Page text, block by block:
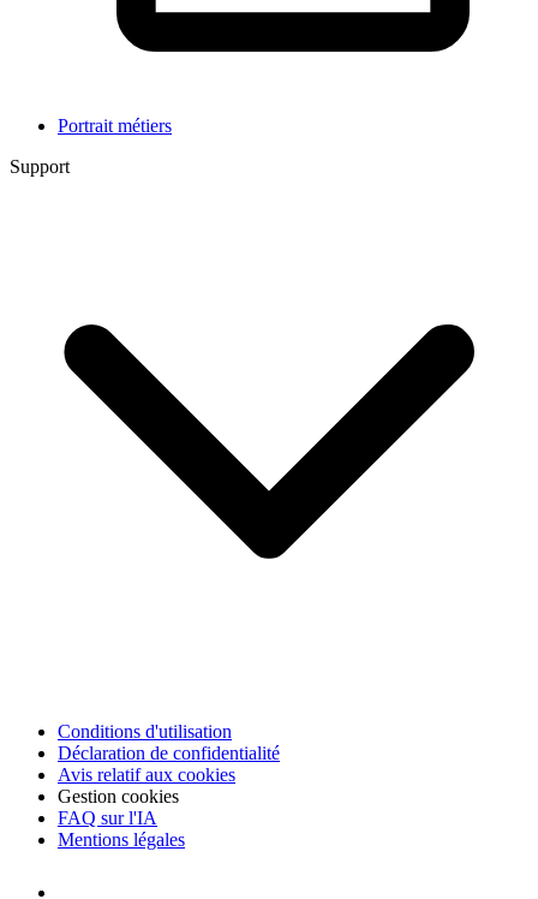
Portrait métiers
Support
Conditions d'utilisation
Déclaration de confidentialité
Avis relatif aux cookies
Gestion cookies
FAQ sur l'IA
Mentions légales